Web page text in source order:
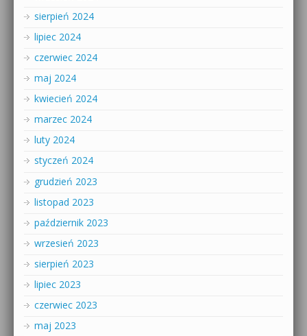
sierpień 2024
lipiec 2024
czerwiec 2024
maj 2024
kwiecień 2024
marzec 2024
luty 2024
styczeń 2024
grudzień 2023
listopad 2023
październik 2023
wrzesień 2023
sierpień 2023
lipiec 2023
czerwiec 2023
maj 2023